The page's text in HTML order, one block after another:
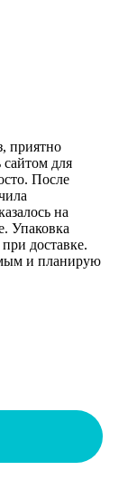
приятно
сайтом для
После
на
Упаковка
доставке.
и планирую